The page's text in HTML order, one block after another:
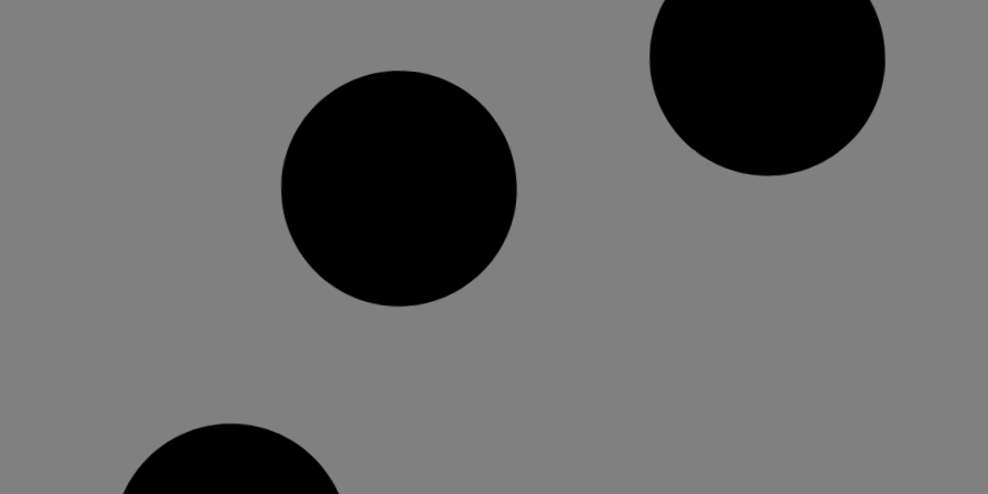
Metrovalència reforça el servei de
les línies 1, 2, 3 i 10 per la final del
Mundial de FutbolMundial de
l’Ajuntament i el Roig Arena El dispositiu
contempla deu circulacions addicionals de
metro i reforços en la Línia 10 de tramvia fins a